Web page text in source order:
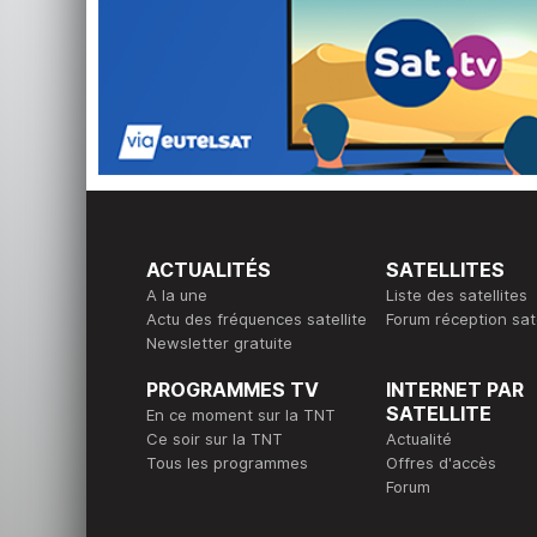
ACTUALITÉS
A la une
Actu des fréquences satellite
Newsletter gratuite
SATELLITES
Liste des satellites
Forum réception
PROGRAMMES TV
En ce moment sur la TNT
Ce soir sur la TNT
Tous les programmes
INTERNET PAR
SATELLITE
Actualité
Offres d'accès
Forum